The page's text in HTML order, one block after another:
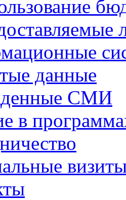
данные
СМИ
в